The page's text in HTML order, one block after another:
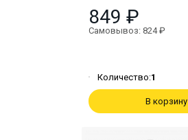
849 ₽
Самовывоз: 824 ₽
Количество:1
В корзину